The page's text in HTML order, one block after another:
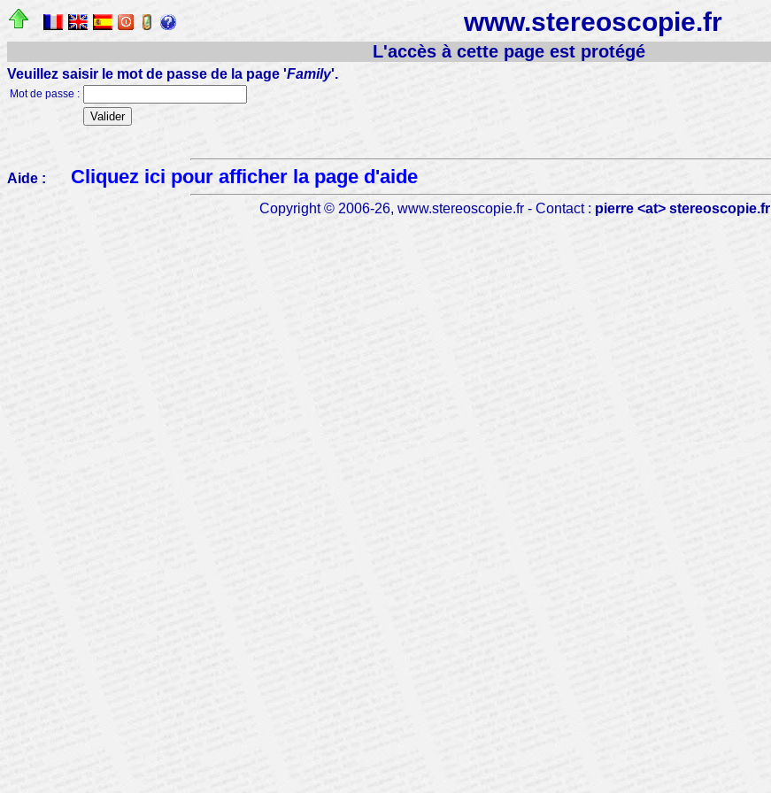
www.stereoscopie.fr
L'accès à cette page est protégé
Veuillez saisir le mot de passe de la page 'Family'.
Mot de passe :
Aide : Cliquez ici pour afficher la page d'aide
Copyright © 2006-26, www.stereoscopie.fr - Contact : pierre <at> stereoscopie.fr